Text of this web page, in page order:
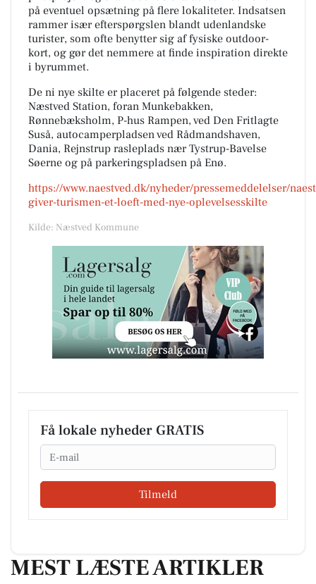
på eventuel opsætning på flere lokaliteter. Indsatsen
rammer især efterspørgslen blandt udenlandske
turister, som ofte benytter sig af fysiske outdoor-
kort, og gør det nemmere at finde inspiration direkte
i byrummet.
De ni nye skilte er placeret på følgende steder:
Næstved Station, foran Munkebakken,
Rønnebæksholm, P-hus Rampen, ved Den Fritlagte
Suså, autocamperpladsen ved Rådmandshaven,
Dania, Rejnstrup rasleplads nær Tystrup-Bavelse
Søerne og på parkeringspladsen på Enø.
https://www.naestved.dk/nyheder/pressemeddelelser/
giver-turismen-et-loeft-med-nye-oplevelsesskilte
Kilde: Næstved Kommune
Få lokale nyheder GRATIS
Email
Tilmeld
MEST LÆSTE ARTIKLER